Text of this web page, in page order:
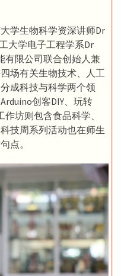
学生物科学资深讲师Dr
大学电子工程学系Dr
有限公司联合创始人兼
场有关生物技术、人工
成科技与科学两个领
创客DIY、玩转
坊则包含食品科学、
技周系列活动也在师生
点。